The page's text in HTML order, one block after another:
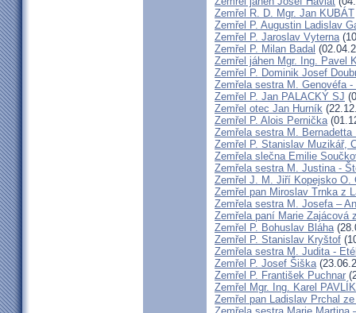
Zemřel R. D. Mgr. Jan KUBÁT
Zemřel P. Augustin Ladislav
Zemřel P. Jaroslav Vyterna
Zemřel P. Milan Badal
Zemřel jáhen Mgr. Ing. Pavel
Zemřel P. Dominik Josef
Zemřela sestra M. Genovéfa
Zemřel P. Jan PALACKÝ SJ
Zemřel otec Jan Hurník
Zemřel P. Alois Pernička
Zemřela sestra M. Bernadetta
Zemřel P. Stanislav Muzikář,
Zemřela slečna Emilie
Zemřela sestra M. Justina -
Zemřel J. M. Jiří Kopejsko O.
Zemřel pan Miroslav Trnka z
Zemřela sestra M. Josefa –
Zemřela paní Marie Zajácová
Zemřel P. Bohuslav Bláha
Zemřel P. Stanislav Kryštof
Zemřela sestra M. Judita -
Zemřel P. Josef Šiška
Zemřel P. František Puchnar
Zemřel Mgr. Ing. Karel
Zemřel pan Ladislav Prchal